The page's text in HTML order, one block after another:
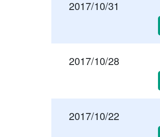
2017/10/31
2017/10/28
2017/10/22